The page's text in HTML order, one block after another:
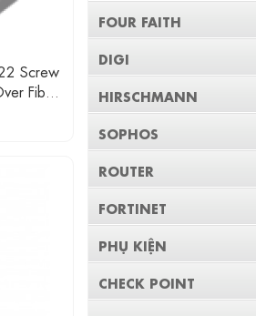
Screw
Fiber
FOUR FAITH
DIGI
HIRSCHMANN
SOPHOS
ROUTER
FORTINET
PHỤ KIỆN
CHECK POINT